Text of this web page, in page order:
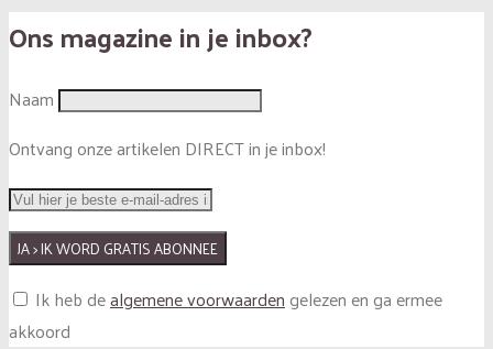
Ons magazine in je inbox?
Naam
Ontvang onze artikelen DIRECT in je inbox!
Ik heb dealgemene voorwaardengelezen en ga ermee
akkoord